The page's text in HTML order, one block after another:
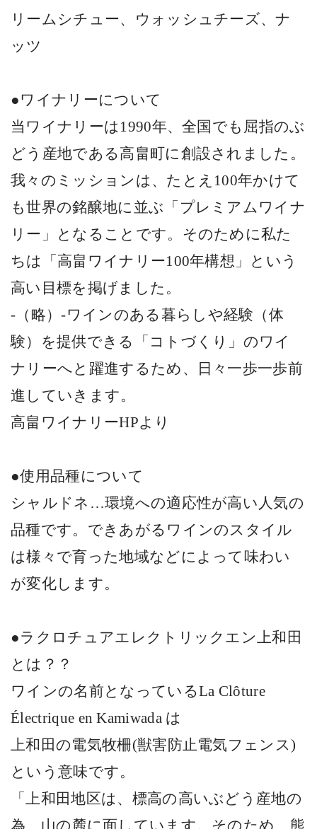
リームシチュー、ウォッシュチーズ、ナ
ッツ
●ワイナリーについて
当ワイナリーは 1990年、全国でも屈指のぶ
どう産地である高畠町に創設されました。
我々のミッションは、たとえ 100年かけて
も世界の銘醸地に並ぶ「プレミアムワイナ
リー」となることです。そのために私た
ちは「高畠ワイナリー100年構想」という
高い目標を掲げました。
- （略）-ワインのある暮らしや経験（体
験）を提供できる「コトづくり」のワイ
ナリーへと躍進するため、日々一歩一歩前
進していきます。
高畠ワイナリーHPより
●使用品種について
シャルドネ…環境への適応性が高い人気の
品種です。できあがるワインのスタイル
は様々で育った地域などによって味わい
が変化します。
●ラクロチュアエレクトリックエン上和田
とは？？
ワインの名前となっているLa Clôture
Électrique en Kamiwada は
上和田の電気牧柵(獣害防止電気フェンス)
という意味です。
「上和田地区は、標高の高いぶどう産地の
為、山の麓に面しています。そのため、熊